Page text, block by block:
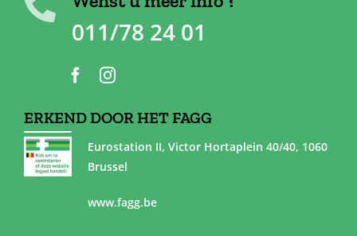
011/78 24 01
ERKEND DOOR HET FAGG
Eurostation II, Victor Hortaplein 40/40, 1060
Brussel
www.fagg.be